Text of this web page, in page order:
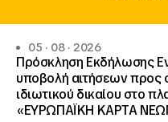
05 · 08 · 2026
Πρόσκληση Εκδήλωσης
υποβολή αιτήσεων προς
ιδιωτικού δικαίου στο
«ΕΥΡΩΠΑΪΚΗ ΚΑΡΤΑ